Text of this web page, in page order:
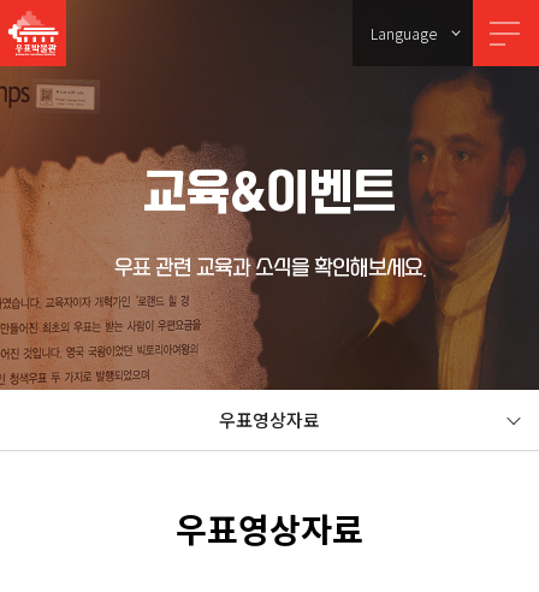
Language
교육&이벤트
우표 관련 교육과 소식을 확인해보세요.
우표영상자료
우표영상자료